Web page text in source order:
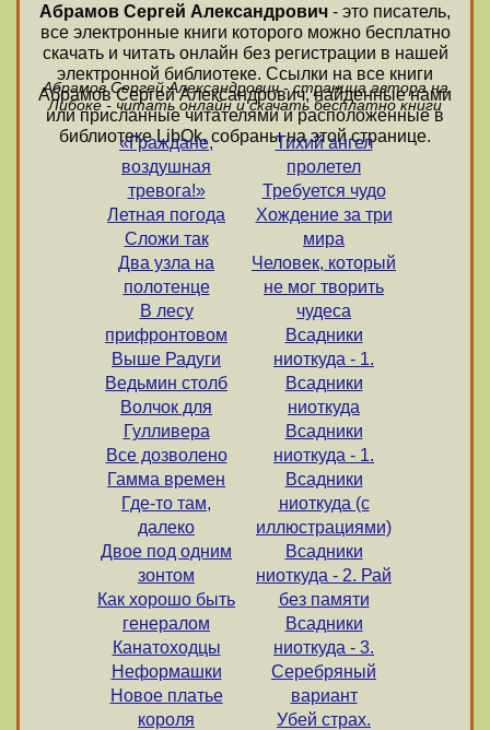
Абрамов Сергей Александрович - это писатель,
все электронные книги которого можно бесплатно
скачать и читать онлайн без регистрации в нашей
электронной библиотеке. Ссылки на все книги
Абрамов Сергей Александрович, найденные нами
или присланные читателями и расположенные в
библиотеке LibOk, собраны на этой странице.
Абрамов Сергей Александрович - страница автора на
Либоке - читать онлайн и скачать бесплатно книги
«Граждане,
воздушная
тревога!»
Летная погода
Сложи так
Два узла на
полотенце
В лесу
прифронтовом
Выше Радуги
Ведьмин столб
Волчок для
Гулливера
Все дозволено
Гамма времен
Где-то там,
далеко
Двое под одним
зонтом
Как хорошо быть
генералом
Канатоходцы
Неформашки
Новое платье
короля
Тихий ангел
пролетел
Требуется чудо
Хождение за три
мира
Человек, который
не мог творить
чудеса
Всадники
ниоткуда - 1.
Всадники
ниоткуда
Всадники
ниоткуда - 1.
Всадники
ниоткуда (с
иллюстрациями)
Всадники
ниоткуда - 2. Рай
без памяти
Всадники
ниоткуда - 3.
Серебряный
вариант
Убей страх.